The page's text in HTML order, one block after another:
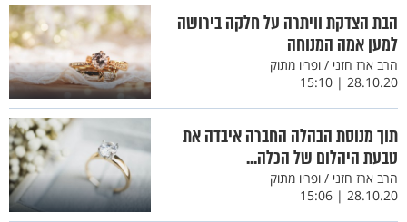
הבת הצדקת וויתרה על חלקה בירושה
למען אמה המנוחה
הרב ארז חזני / ופריו מתוק
28.10.20 | 15:10
תוך מנוסת הבהלה החברה איבדה את
טבעת היהלום של הכלה...
הרב ארז חזני / ופריו מתוק
28.10.20 | 15:06